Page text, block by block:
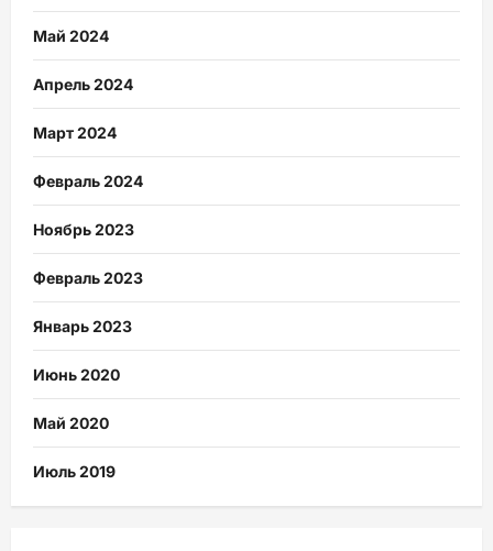
Май 2024
Апрель 2024
Март 2024
Февраль 2024
Ноябрь 2023
Февраль 2023
Январь 2023
Июнь 2020
Май 2020
Июль 2019